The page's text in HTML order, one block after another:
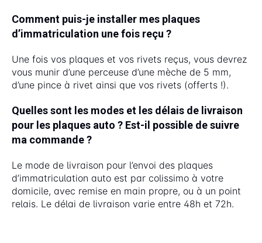
Comment puis-je installer mes plaques
d’immatriculation une fois reçu ?
Une fois vos plaques et vos rivets reçus, vous devrez
vous munir d’une perceuse d’une mèche de 5 mm,
d’une pince à rivet ainsi que vos rivets (offerts !).
Quelles sont les modes et les délais de livraison
pour les plaques auto ? Est-il possible de suivre
ma commande ?
Le mode de livraison pour l’envoi des plaques
d’immatriculation auto est par colissimo à votre
domicile, avec remise en main propre, ou à un point
relais. Le délai de livraison varie entre 48h et 72h.